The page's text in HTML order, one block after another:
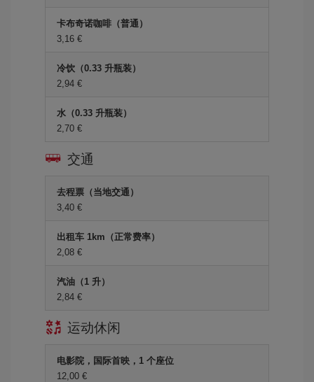
卡布奇诺咖啡（普通）
3,16 €
冷饮（0.33 升瓶装）
2,94 €
水（0.33 升瓶装）
2,70 €
交通
去程票（当地交通）
3,40 €
出租车 1km（正常费率）
2,08 €
汽油（1 升）
2,84 €
运动休闲
电影院，国际首映，1 个座位
12,00 €